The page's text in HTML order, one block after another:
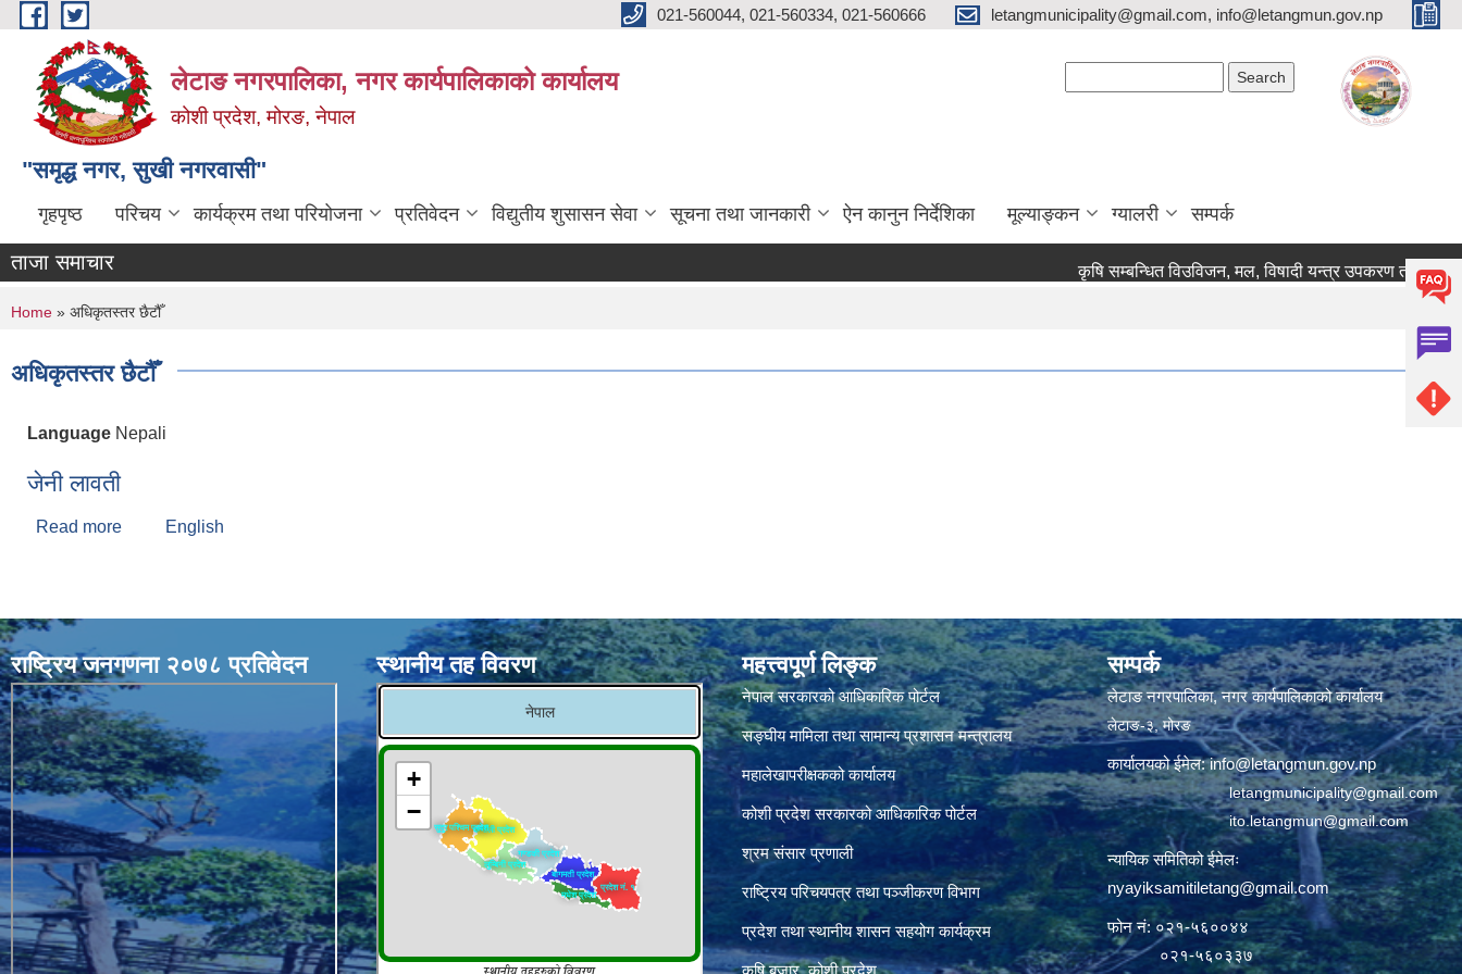
Skip to main content 021-560044, 021-560334, 021-560666 letangmunicipality@gmail.com, info@letangmun.gov.np
लेटाङ नगरपालिका, नगर कार्यपालिकाको कार्यालय
कोशी प्रदेश, मोरङ, नेपाल
"समृद्ध नगर, सुखी नगरवासी"
गृहपृष्ठ परिचय कार्यक्रम तथा परियोजना प्रतिवेदन विद्युतीय शुसासन सेवा सूचना तथा जानकारी ऐन कानुन निर्देशिका मूल्याङ्कन ग्यालरी सम्पर्क
ताजा समाचार कृषि सम्बन्धित विउविजन, मल, विषादी यन्त्र उपकरण तथा कृषि
You are here
Home » अधिकृतस्तर छैटौँ
अधिकृतस्तर छैटौँ
Language Nepali
जेनी लावती
Read more about जेनी लावती
English
राष्ट्रिय जनगणना २०७८ प्रतिवेदन स्थानीय तह विवरण महत्त्वपूर्ण लिङ्क
नेपाल सरकारको आधिकारिक पोर्टल
सङ्‍घीय मामिला तथा सामान्य प्रशासन मन्त्रालय
महालेखापरीक्षकको कार्यालय
कोशी प्रदेश सरकारको आधिकारिक पोर्टल
श्रम संसार प्रणाली
राष्ट्रिय परिचयपत्र तथा पञ्जीकरण विभाग
प्रदेश तथा स्थानीय शासन सहयोग कार्यक्रम
कृषि बजार, कोशी प्रदेश
सम्पर्क
लेटाङ नगरपालिका, नगर कार्यपालिकाको कार्यालय
लेटाङ-३, मोरङ
कार्यालयको ईमेल:info@letangmun.gov.np
letangmunicipality@gmail.com
ito.letangmun@gmail.com
न्यायिक समितिको ईमेलः
nyayiksamitiletang@gmail.com
फोन नं: ०२१-५६००४४
०२१-५६०३३७